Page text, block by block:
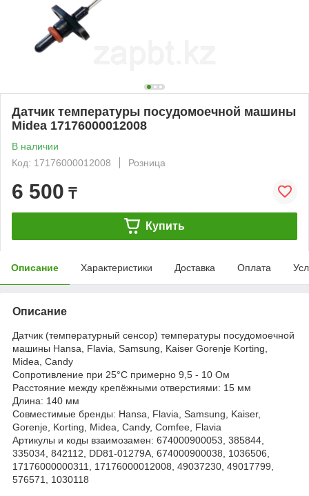
Датчик температуры посудомоечной машины
Midea 17176000012008
В наличии
Код: 17176000012008
Розница
6 500 ₸
Купить
Описание Характеристики Доставка Оплата
Описание
Датчик (температурный сенсор) температуры посудомоечной
машины Hansa, Flavia, Samsung, Kaiser Gorenje Korting,
Midea, Candy
Сопротивление при 25°С примерно 9,5 - 10 Ом
Расстояние между крепёжными отверстиями: 15 мм
Длина: 140 мм
Совместимые бренды: Hansa, Flavia, Samsung, Kaiser,
Gorenje, Korting, Midea, Candy, Comfee, Flavia
Артикулы и коды взаимозамен: 674000900053, 385844,
335034, 842112, DD81-01279A, 674000900038, 1036506,
17176000000311, 17176000012008, 49037230, 49017799,
576571, 1030118